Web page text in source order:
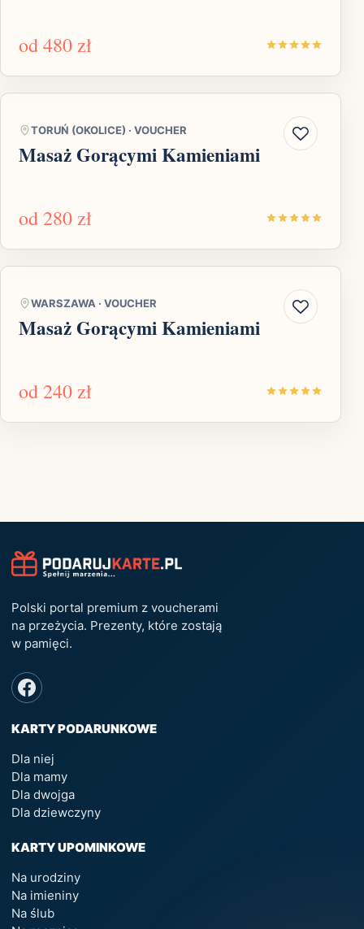
od480 zł
TORUŃ (OKOLICE) · VOUCHER
Masaż Gorącymi Kamieniami
od 280 zł
WARSZAWA · VOUCHER
Masaż Gorącymi Kamieniami
od 240 zł
Polski portal premium z voucherami
na przeżycia. Prezenty, które zostają
w pamięci.
KARTY PODARUNKOWE
Dla niej
Dla mamy
Dla dwojga
Dla dziewczyny
KARTY UPOMINKOWE
Na urodziny
Na imieniny
Na ślub